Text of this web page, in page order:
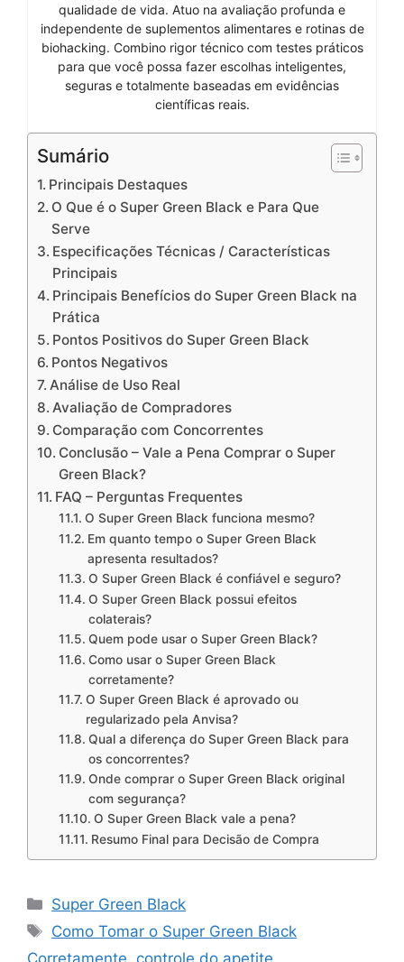
qualidade de vida. Atuo na avaliação profunda e
independente de suplementos alimentares e rotinas de
biohacking. Combino rigor técnico com testes práticos
para que você possa fazer escolhas inteligentes,
seguras e totalmente baseadas em evidências
científicas reais.
Sumário
Principais Destaques
O Que é o Super Green Black e Para Que
Serve
Especificações Técnicas / Características
Principais
Principais Benefícios do Super Green Black na
Prática
Pontos Positivos do Super Green Black
Pontos Negativos
Análise de Uso Real
Avaliação de Compradores
Comparação com Concorrentes
Conclusão – Vale a Pena Comprar o Super
Green Black?
FAQ – Perguntas Frequentes
O Super Green Black funciona mesmo?
Em quanto tempo o Super Green Black
apresenta resultados?
O Super Green Black é confiável e seguro?
O Super Green Black possui efeitos
colaterais?
Quem pode usar o Super Green Black?
Como usar o Super Green Black
corretamente?
O Super Green Black é aprovado ou
regularizado pela Anvisa?
Qual a diferença do Super Green Black para
os concorrentes?
Onde comprar o Super Green Black original
com segurança?
O Super Green Black vale a pena?
Resumo Final para Decisão de Compra
Categorias
Super Green Black
Tags
Como Tomar o Super Green Black